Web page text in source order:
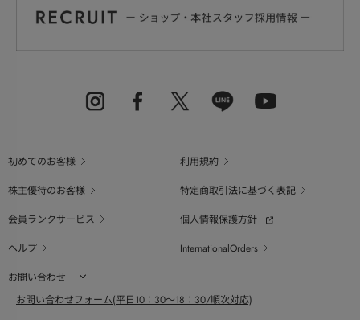
初めてのお客様
利用規約
株主優待のお客様
特定商取引法に基づく表記
会員ランクサービス
個人情報保護方針
ヘルプ
InternationalOrders
お問い合わせ
お問い合わせフォーム(平日10：30～18：30/順次対応)